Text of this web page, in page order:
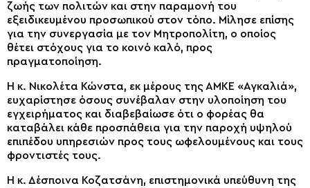
ζωής των πολιτών και στην παραμονή του
εξειδικευμένου προσωπικού στον τόπο. Μίλησε επίσης
για την συνεργασία με τον Μητροπολίτη, ο οποίος
θέτει στόχους για το κοινό καλό, προς
πραγματοποίηση.
Η κ. Νικολέτα Κώνστα, εκ μέρους της ΑΜΚΕ «Αγκαλιά»,
ευχαρίστησε όσους συνέβαλαν στην υλοποίηση του
εγχειρήματος και διαβεβαίωσε ότι ο φορέας θα
καταβάλει κάθε προσπάθεια για την παροχή υψηλού
επιπέδου υπηρεσιών προς τους ωφελουμένους και τους
φροντιστές τους.
Η κ. Δέσποινα Κοζατσάνη, επιστημονικά υπεύθυνη της